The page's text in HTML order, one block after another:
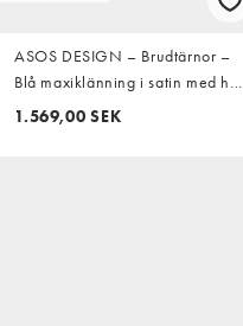
ASOS DESIGN – Brudtärnor –
Blå maxiklänning i satin med hög
krage och chiffongvolanger
1.569,00 SEK